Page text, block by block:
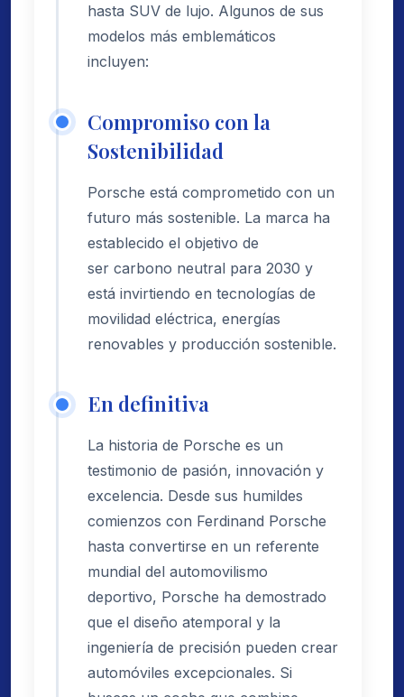
hasta SUV de lujo. Algunos de sus
modelos más emblemáticos
incluyen:
Compromiso con la
Sostenibilidad
Porsche está comprometido con un
futuro más sostenible. La marca ha
establecido el objetivo de
ser carbono neutral para 2030 y
está invirtiendo en tecnologías de
movilidad eléctrica, energías
renovables y producción sostenible.
En definitiva
La historia de Porsche es un
testimonio de pasión, innovación y
excelencia. Desde sus humildes
comienzos con Ferdinand Porsche
hasta convertirse en un referente
mundial del automovilismo
deportivo, Porsche ha demostrado
que el diseño atemporal y la
ingeniería de precisión pueden crear
automóviles excepcionales. Si